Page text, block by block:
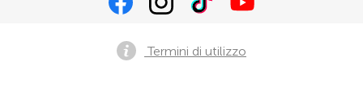
Termini di utilizzo